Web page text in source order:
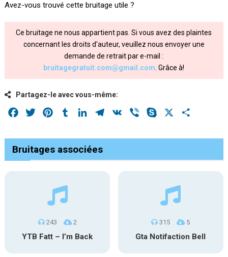
Avez-vous trouvé cette bruitage utile ?
Ce bruitage ne nous appartient pas. Si vous avez des plaintes
concernant les droits d'auteur, veuillez nous envoyer une
demande de retrait par e-mail :
bruitagegratuit.com@gmail.com . Grâce à!
Partagez-le avec vous-même:
Facebook
Twitter PinterestTumblrLinkedInTelegram
VK Viber Skype
Bruitages associées
243 2
YTB Fatt – I’m Back
315 5
Gta Notifaction Bell